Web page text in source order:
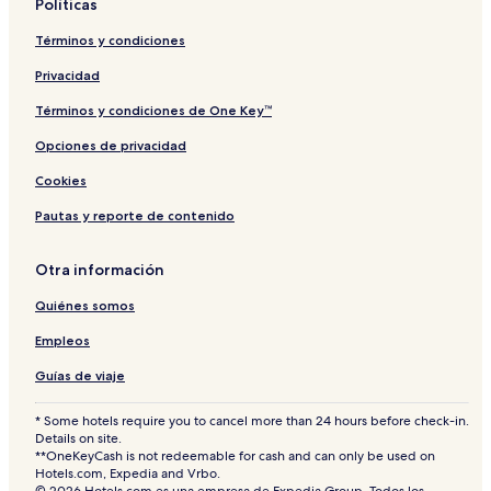
r
t
o
n
o
Políticas
Términos y condiciones
Privacidad
Términos y condiciones de One Key™
Opciones de privacidad
Cookies
Pautas y reporte de contenido
Otra información
Quiénes somos
Empleos
Guías de viaje
* Some hotels require you to cancel more than 24 hours before check-in.
Details on site.
**OneKeyCash is not redeemable for cash and can only be used on
Hotels.com, Expedia and Vrbo.